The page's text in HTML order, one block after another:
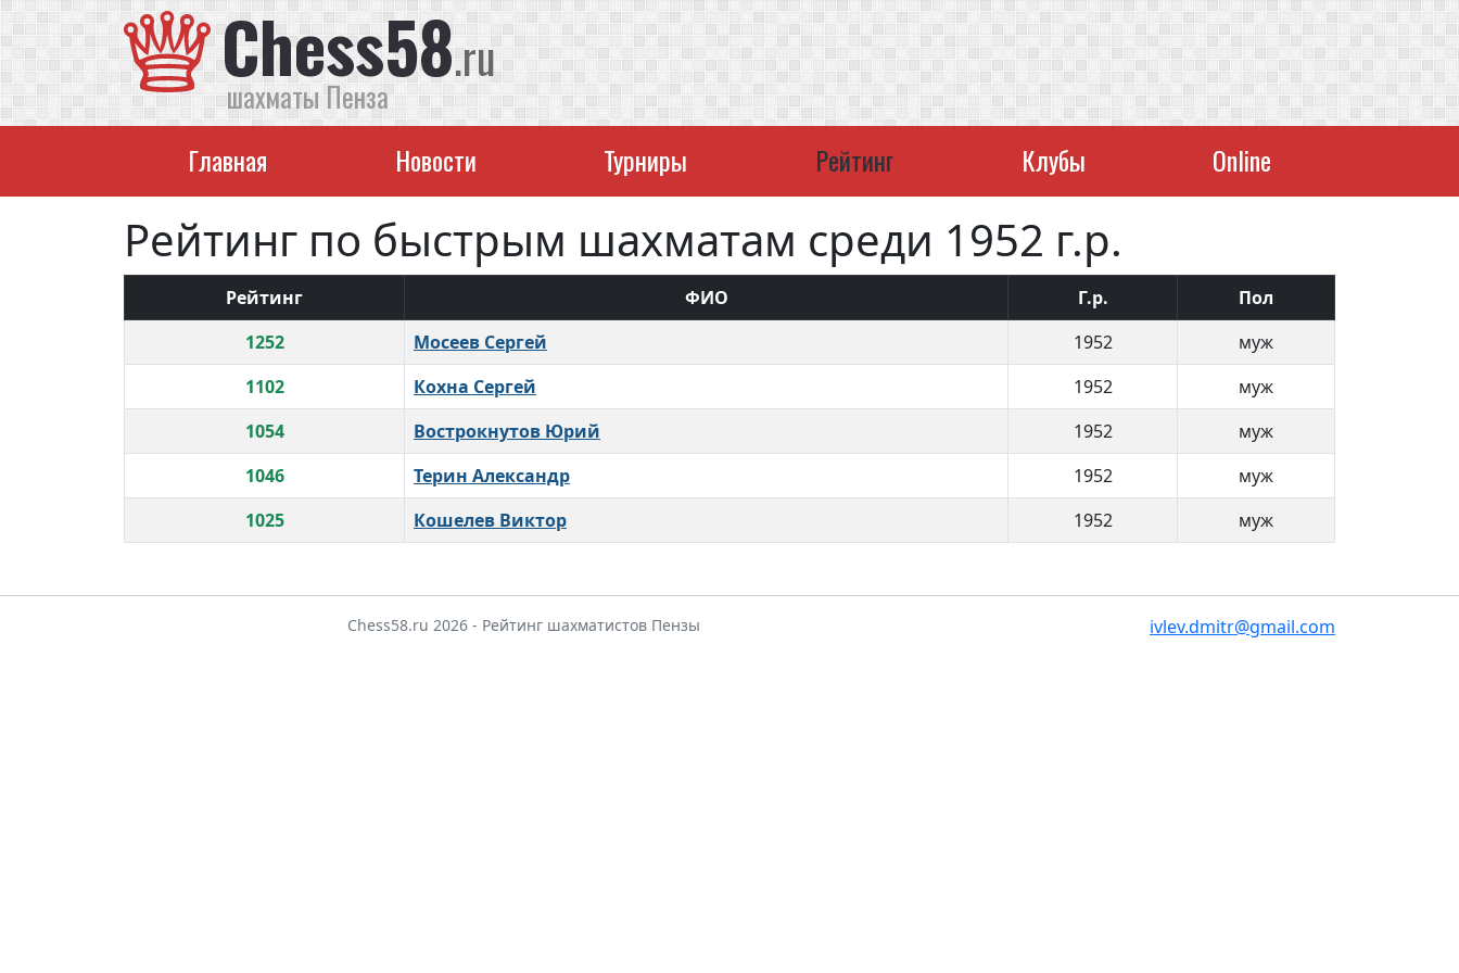
Chess58.ru
шахматы Пенза
Главная Новости Турниры Рейтинг Клубы Online
Рейтинг по быстрым шахматам среди 1952 г.р.
Рейтинг ФИО Г.р.
Пол
1252
Мосеев Сергей 1952
муж
1102
Кохна Сергей 1952
муж
1054
Вострокнутов Юрий 1952
муж
1046
Терин Александр 1952
муж
1025
Кошелев Виктор 1952 муж
Chess58.ru 2026 - Рейтинг шахматистов Пензы ivlev.dmitr@gmail.com